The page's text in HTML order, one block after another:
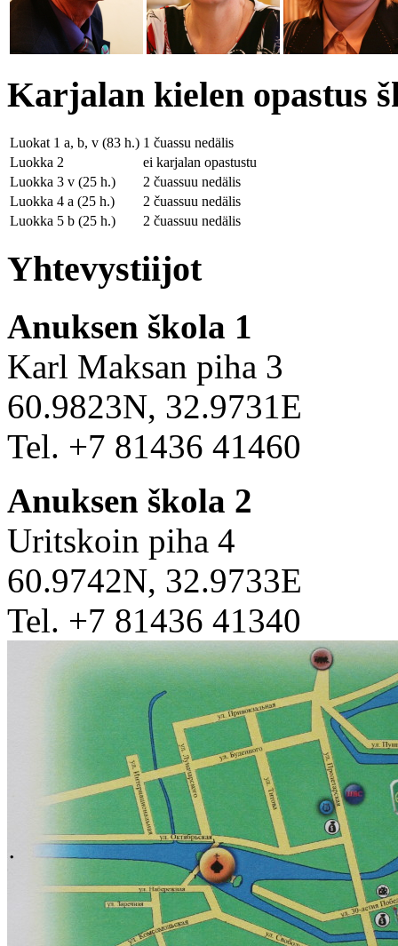
Karjalan kielen opastus
Luokat 1 a, b, v (83 h.) 1 čuassu nedälis
Luokka 2
ei karjalan opastustu
Luokka 3 v (25 h.)
2 čuassuu nedälis
Luokka 4 a (25 h.)
2 čuassuu nedälis
Luokka 5 b (25 h.)
2 čuassuu nedälis
Yhtevystiijot
Anuksen škola 1
Karl Maksan piha 3
60.9823N, 32.9731E
Tel. +7 81436 41460
Anuksen škola 2
Uritskoin piha 4
60.9742N, 32.9733E
Tel. +7 81436 41340